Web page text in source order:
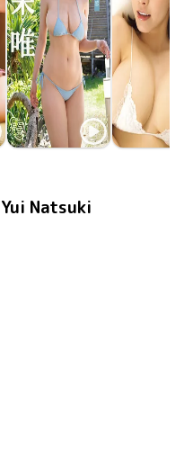
Yui Natsuki
Yui
Natsuki